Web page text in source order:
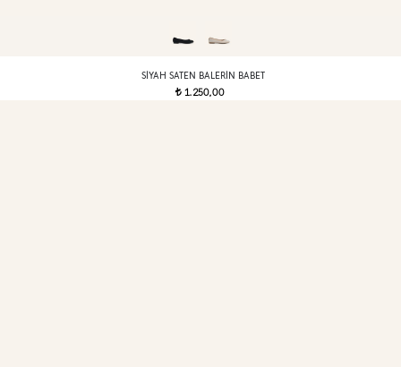
SIYAH SATEN BALERIN BABET
t1.250,00